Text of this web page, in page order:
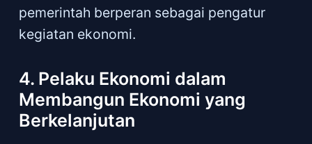
pemerintah berperan sebagai pengatur
kegiatan ekonomi.
4. Pelaku Ekonomi dalam
Membangun Ekonomi yang
Berkelanjutan